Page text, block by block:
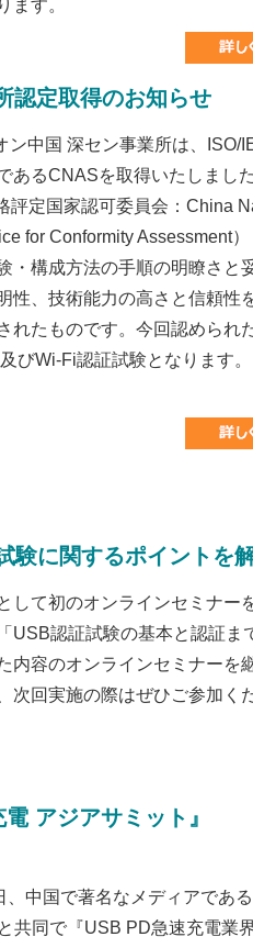
ます。
認定取得のお知らせ
ン中国 深セン事業所は、ISO/
あるCNASを取得いたしました
定国家認可委員会：China
for Conformity Assessment
・構成方法の手順の明瞭さと
性、技術能力の高さと信頼性
れたものです。今回認められ
びWi-Fi認証試験となります。
験に関するポイントを
して初のオンラインセミナー
USB認証試験の基本と認証ま
内容のオンラインセミナーを
次回実施の際はぜひご参加く
電 アジアサミット』
、中国で著名なメディアであ
共同で『USB PD急速充電